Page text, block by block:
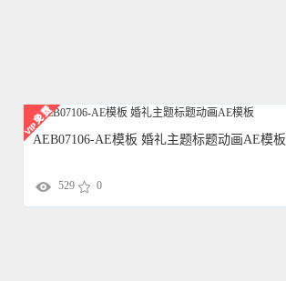
AEB07106-AE模板 婚礼主题标题动画AE模板
529 0